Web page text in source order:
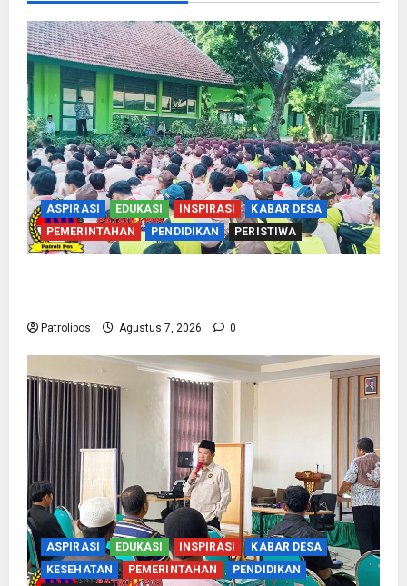
ASPIRASI EDUKASI INSPIRASI
KABAR DESA
PEMERINTAHAN
PENDIDIKAN PERISTIWA
Patrolipos Agustus 7, 2026 0
ASPIRASI EDUKASI INSPIRASI
KABAR DESA
KESEHATAN
PEMERINTAHAN
PENDIDIKAN